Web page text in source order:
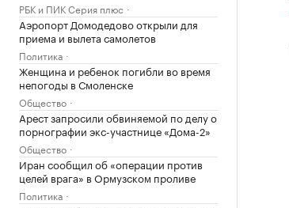
РБК и ПИК Серия плюс
Аэропорт Домодедово открыли для
приема и вылета самолетов
Политика
Женщина и ребенок погибли во время
непогоды в Смоленске
Общество
Арест запросили обвиняемой по делу о
порнографии экс-участнице «Дома-2»
Общество
Иран сообщил об «операции против
целей врага» в Ормузском проливе
Политика